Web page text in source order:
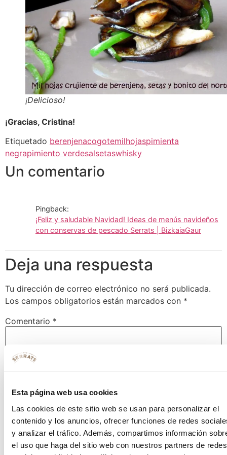
Esta página web usa cookies
Las cookies de este sitio web se usan para personalizar el
contenido y los anuncios, ofrecer funciones de redes
y analizar el tráfico. Además, compartimos información
el uso que haga del sitio web con nuestros partners de redes
¡Delicioso!
¡Gracias, Cristina!
Etiquetado berenjenacogotemilhojaspimienta
negrapimiento verdesalsetaswhisky
Un comentario
Pingback:
¡Feliz y saludable Navidad! Ideas de menús navideños
con conservas de pescado Serrats | BizkaiaGaur
Deja una respuesta
Tu dirección de correo electrónico no será publicada.
Los campos obligatorios están marcados con *
Comentario *
Nombre*